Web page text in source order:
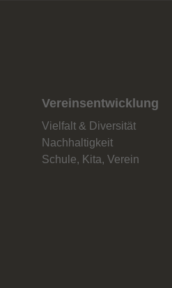
Vereinsentwicklung
Vielfalt & Diversität
Nachhaltigkeit
Schule, Kita, Verein